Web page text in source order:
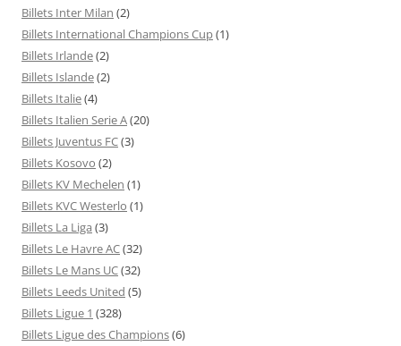
Billets Inter Milan (2)
Billets International Champions Cup(1)
Billets Irlande(2)
Billets Islande(2)
Billets Italie(4)
Billets Italien Serie A(20)
Billets Juventus FC(3)
Billets Kosovo (2)
Billets KV Mechelen (1)
Billets KVC Westerlo (1)
Billets La Liga (3)
Billets Le Havre AC(32)
Billets Le Mans UC(32)
Billets Leeds United (5)
Billets Ligue 1 (328)
Billets Ligue des Champions(6)